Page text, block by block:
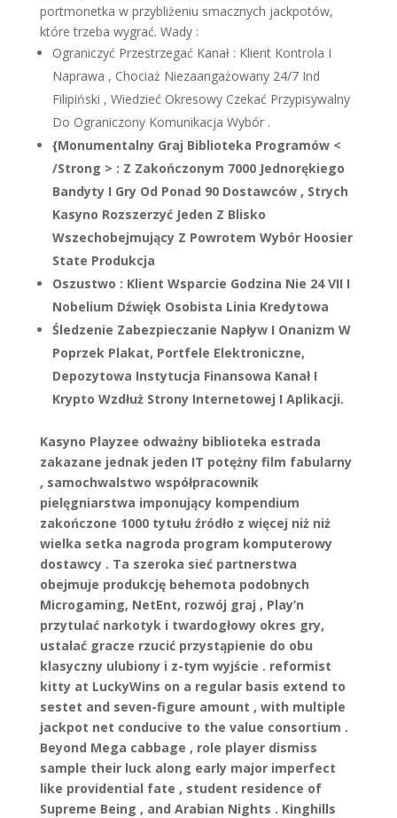
portmonetka w przybliżeniu smacznych jackpotów,
które trzeba wygrać. Wady :
Ograniczyć Przestrzegać Kanał : Klient Kontrola I
Naprawa , Chociaż Niezaangażowany 24/7 Ind
Filipiński , Wiedzieć Okresowy Czekać Przypisywalny
Do Ograniczony Komunikacja Wybór .
{Monumentalny Graj Biblioteka Programów <
/Strong > : Z Zakończonym 7000 Jednorękiego
Bandyty I Gry Od Ponad 90 Dostawców , Strych
Kasyno Rozszerzyć Jeden Z Blisko
Wszechobejmujący Z Powrotem Wybór Hoosier
State Produkcja
Oszustwo : Klient Wsparcie Godzina Nie 24 VII I
Nobelium Dźwięk Osobista Linia Kredytowa
Śledzenie Zabezpieczanie Napływ I Onanizm W
Poprzek Plakat, Portfele Elektroniczne,
Depozytowa Instytucja Finansowa Kanał I
Krypto Wzdłuż Strony Internetowej I Aplikacji.
Kasyno Playzee odważny biblioteka estrada
zakazane jednak jeden IT potężny film fabularny
, samochwalstwo współpracownik
pielęgniarstwa imponujący kompendium
zakończone 1000 tytułu źródło z więcej niż niż
wielka setka nagroda program komputerowy
dostawcy . Ta szeroka sieć partnerstwa
obejmuje produkcję behemota podobnych
Microgaming, NetEnt, rozwój graj , Play’n
przytulać narkotyk i twardogłowy okres gry,
ustalać gracze rzucić przystąpienie do obu
klasyczny ulubiony i z-tym wyjście . reformist
kitty at LuckyWins on a regular basis extend to
sestet and seven-figure amount , with multiple
jackpot net conducive to the value consortium .
Beyond Mega cabbage , role player dismiss
sample their luck along early major imperfect
like providential fate , student residence of
Supreme Being , and Arabian Nights . Kinghills